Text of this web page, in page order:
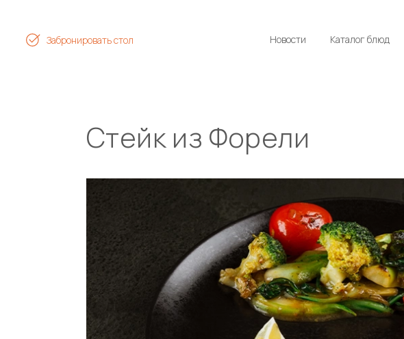
Забронировать стол Каталог блюд
Новости
Стейк из Форели